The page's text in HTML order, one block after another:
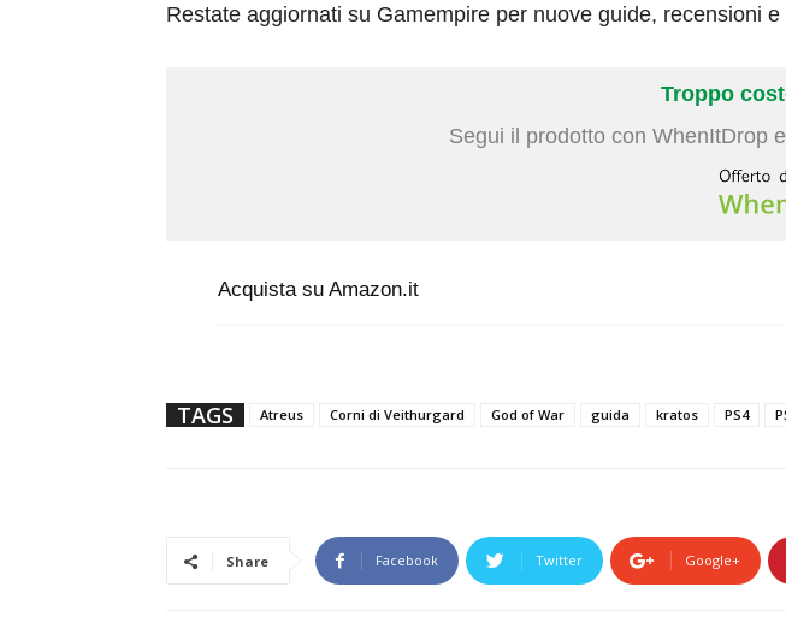
Restate aggiornati su Gamempire per nuove guide, recensioni
Troppo
Segui il prodotto con WhenItDrop
Acquista su Amazon.it
TAGS Atreus Corni di Veithurgard God of War guida kratos PS4
Share Facebook Twitter Google+